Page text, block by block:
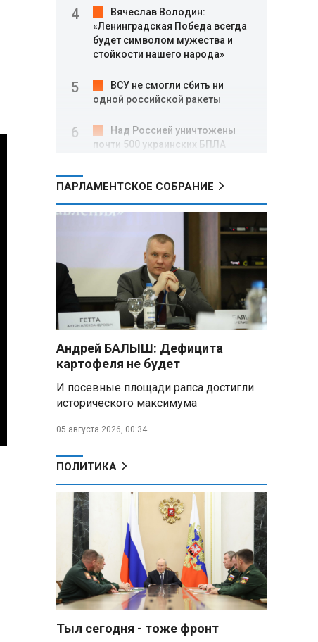
Вячеслав Володин:
«Ленинградская Победа всегда
будет символом мужества и
стойкости нашего народа»
ВСУ не смогли сбить ни
одной российской ракеты
Над Россией уничтожены
почти 500 украинских БПЛА
заработали нормы,
направленные на стабилизацию
на топливном рынке, и новые
меры поддержки участников
Александр Лукашенко о
торговых сетях: Почему к
сельчанам вышли только
единицы?
Премьер Литвы призвал не
пугать людей угрозой со
Александр Лукашенко
изготовленный по стандартам
В Белгородской области при
новых атаках ВСУ пострадали
еще четыре человека
Александр Лукашенко о
работе Белкоопсоюза: «Если это
так, это жуть»
Минск возглавил рейтинг
городов у российских туристов
ПАРЛАМЕНТСКОЕ СОБРАНИЕ
Андрей БАЛЫШ: Дефицита
картофеля не будет
И посевные площади рапса достигли
исторического максимума
05 августа 2026, 00:34
ПОЛИТИКА
Тыл сегодня - тоже фронт